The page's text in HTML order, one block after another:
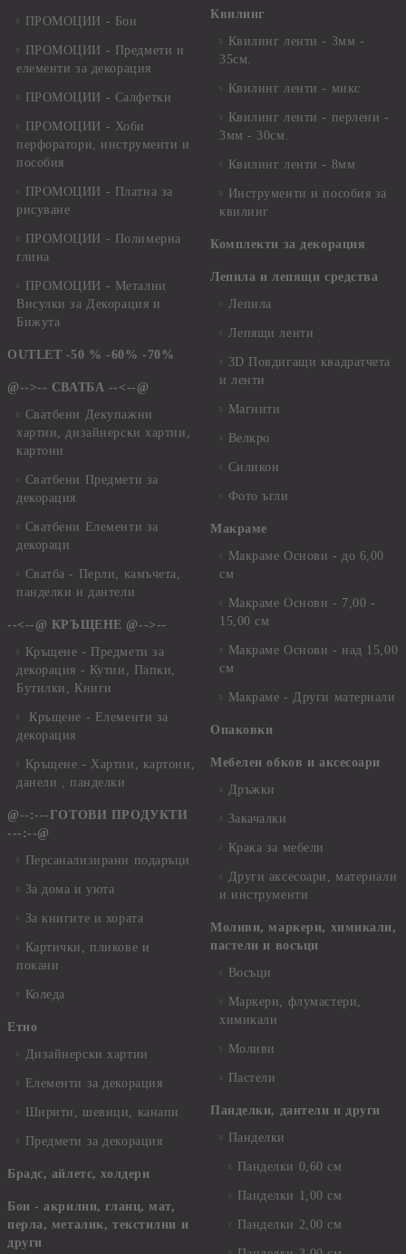
ПРОМОЦИИ - Бои
ПРОМОЦИИ - Предмети и
елементи за декорация
ПРОМОЦИИ - Салфетки
ПРОМОЦИИ - Хоби
перфоратори, инструменти и
пособия
ПРОМОЦИИ - Платна за
рисуване
ПРОМОЦИИ - Полимерна
глина
ПРОМОЦИИ - Метални
Висулки за Декорация и
Бижута
OUTLET -50 % -60% -70%
@-->-- СВАТБА --<--@
Сватбени Декупажни
хартии, дизайнерски хартии,
картони
Сватбени Предмети за
декорация
Сватбени Елементи за
декораци
Сватба - Перли, камъчета,
панделки и дантели
--<--@ КРЪЩЕНЕ @-->--
Кръщене - Предмети за
декорация - Кутии, Папки,
Бутилки, Книги
Кръщене - Елементи за
декорация
Кръщене - Хартии, картони,
данели , панделки
@--:---ГОТОВИ ПРОДУКТИ
---:--@
Персанализирани подаръци
За дома и уюта
За книгите и хората
Картички, пликове и
покани
Коледа
Етно
Дизайнерски хартии
Елементи за декорация
Ширити, шевици, канапи
Предмети за декорация
Брадс, айлетс, холдери
Бои - акрилни, гланц, мат,
перла, металик, текстилни и
други
Квилинг
Квилинг ленти - 3мм -
35см.
Квилинг ленти - микс
Квилинг ленти - перлени -
3мм - 30см.
Квилинг ленти - 8мм
Инструменти и пособия за
квилинг
Комплекти за декорация
Лепила и лепящи средства
Лепила
Лепящи ленти
3D Повдигащи квадратчета
и ленти
Магнити
Велкро
Силикон
Фото ъгли
Макраме
Макраме Основи - до 6,00
см
Макраме Основи - 7,00 -
15,00 см
Макраме Основи - над 15,00
см
Макраме - Други материали
Опаковки
Мебелен обков и аксесоари
Дръжки
Закачалки
Крака за мебели
Други аксесоари, материали
и инструменти
Моливи, маркери, химикали,
пастели и восъци
Восъци
Маркери, флумастери,
химикали
Моливи
Пастели
Панделки, дантели и други
Панделки
Панделки 0,60 см
Панделки 1,00 см
Панделки 2,00 см